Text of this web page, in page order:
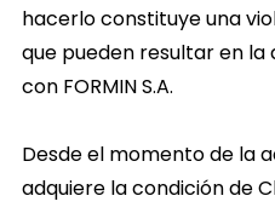
hacerlo constituye una
que pueden resultar en
con FORMIN S.A.
Desde el momento de la
adquiere la condición de